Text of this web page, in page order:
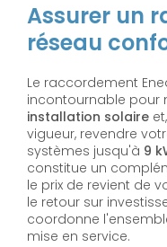
Assurer un
réseau
Le raccordement
incontournable pour
installation solaire
vigueur, revendre
systèmes jusqu'à 9
constitue un
le prix de revient de
le retour sur
coordonne
mise en service.